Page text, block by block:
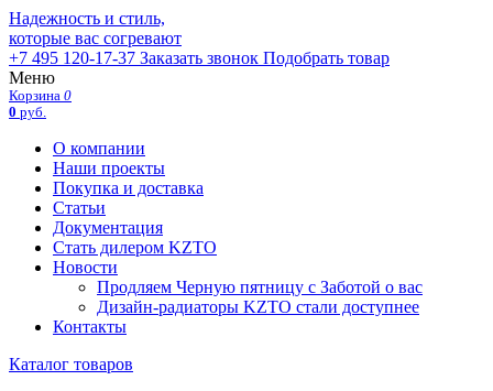
Надежность и стиль,
которые вас согревают
+7 495 120-17-37 Заказать звонок Подобрать товар
Меню
Корзина 0
0 руб.
О компании
Наши проекты
Покупка и доставка
Статьи
Документация
Стать дилером KZTO
Новости
Продляем Черную пятницу с Заботой о вас
Дизайн-радиаторы KZTO стали доступнее
Контакты
Каталог товаров